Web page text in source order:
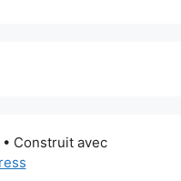
• Construit avec